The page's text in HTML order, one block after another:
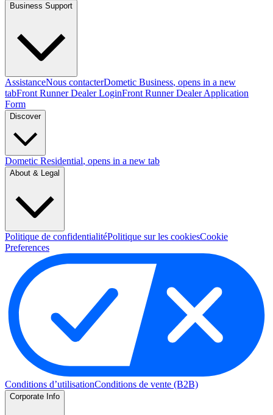
Business Support
AssistanceNous contacterDometic Business, opens in a new
tabFront Runner Dealer LoginFront Runner Dealer Application
Form
Discover
Dometic Residential, opens in a new tab
About & Legal
Politique de confidentialitéPolitique sur les cookiesCookie
Preferences
Conditions d’utilisationConditions de vente (B2B)
Corporate Info